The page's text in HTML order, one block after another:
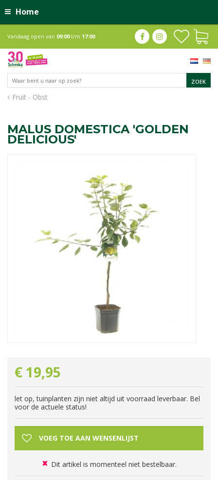
Home
Fruit - Obst
Vandaag open van 09:00t/m 17:00
MALUS DOMESTICA 'GOLDEN
DELICIOUS'
€ 19,95
let op, tuinplanten zijn niet altijd uit voorraad leverbaar. Bel
voor de actuele status!
Dit artikel is momenteel niet bestelbaar.